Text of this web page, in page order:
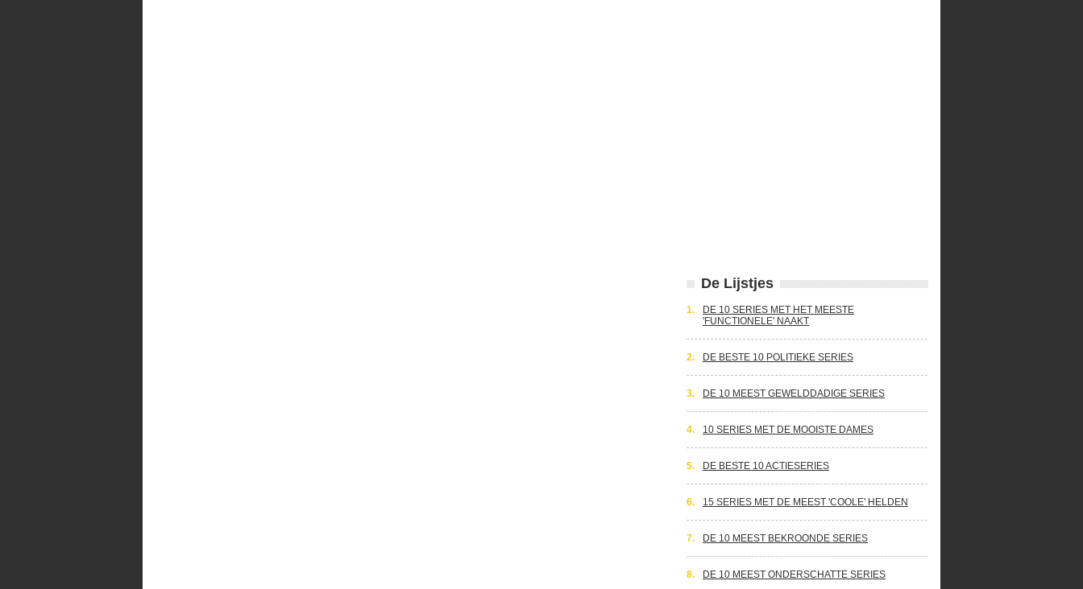
De Lijstjes
1.
DE 10 SERIES MET HET MEESTE
'FUNCTIONELE' NAAKT
2. DE BESTE 10 POLITIEKE SERIES
3. DE 10 MEEST GEWELDDADIGE SERIES
4. 10 SERIES MET DE MOOISTE DAMES
5. DE BESTE 10 ACTIESERIES
6. 15 SERIES MET DE MEEST 'COOLE' HELDEN
7. DE 10 MEEST BEKROONDE SERIES
8. DE 10 MEEST ONDERSCHATTE SERIES